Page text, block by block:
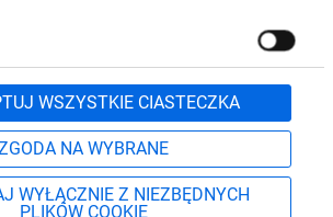
WSZYSTKIE CIASTECZKA
NA WYBRANE
WYŁĄCZNIE Z NIEZBĘDNYCH
PLIKÓW COOKIE